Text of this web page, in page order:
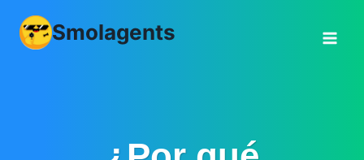
Contenido
Smolagents